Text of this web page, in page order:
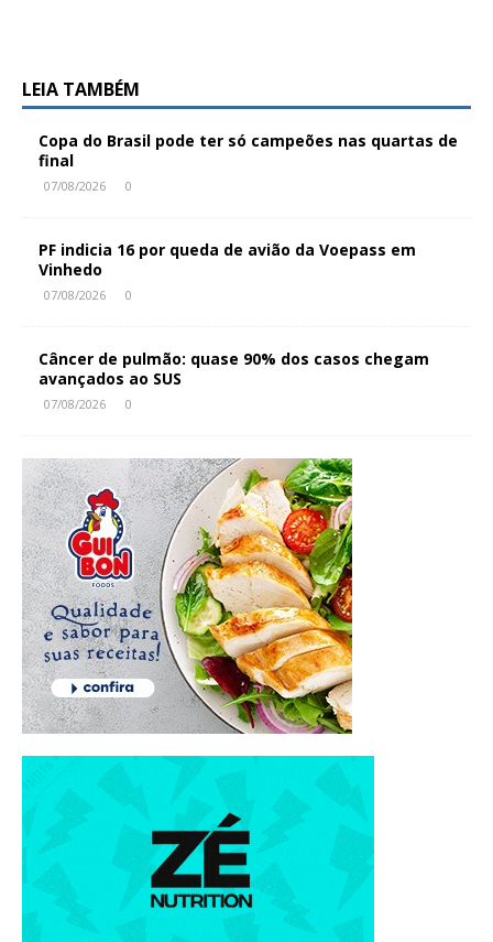
LEIA TAMBÉM
Copa do Brasil pode ter só campeões nas quartas de
final
07/08/2026 0
PF indicia 16 por queda de avião da Voepass em
Vinhedo
07/08/2026 0
Câncer de pulmão: quase 90% dos casos chegam
avançados ao SUS
07/08/2026 0